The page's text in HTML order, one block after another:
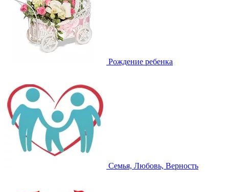
Рождение ребенка
Семья, Любовь, Верность